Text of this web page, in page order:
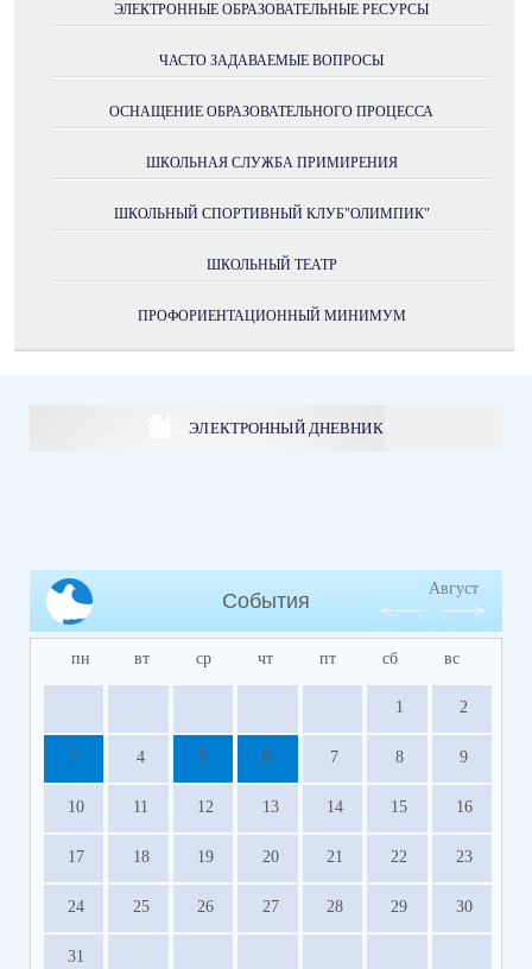
ЭЛЕКТРОННЫЕ ОБРАЗОВАТЕЛЬНЫЕ РЕСУРСЫ
ЧАСТО ЗАДАВАЕМЫЕ ВОПРОСЫ
ОСНАЩЕНИЕ ОБРАЗОВАТЕЛЬНОГО ПРОЦЕССА
ШКОЛЬНАЯ СЛУЖБА ПРИМИРЕНИЯ
ШКОЛЬНЫЙ СПОРТИВНЫЙ КЛУБ"ОЛИМПИК"
ШКОЛЬНЫЙ ТЕАТР
ПРОФОРИЕНТАЦИОННЫЙ МИНИМУМ
ЭЛЕКТРОННЫЙ ДНЕВНИК
События
Август
пн вт ср чт пт сб вс
1 2
3 4 5 6 7 8 9
10 11 12 13 14 15 16
17 18 19 20 21 22 23
24 25 26 27 28 29 30
31